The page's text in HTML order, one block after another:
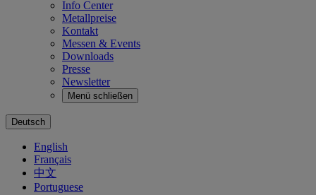
Info Center
Metallpreise
Kontakt
Messen & Events
Downloads
Presse
Newsletter
Menü schließen
Deutsch
English
Français
中文
Portuguese